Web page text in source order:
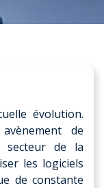
évolution.
de
secteur de la
les logiciels
de constante